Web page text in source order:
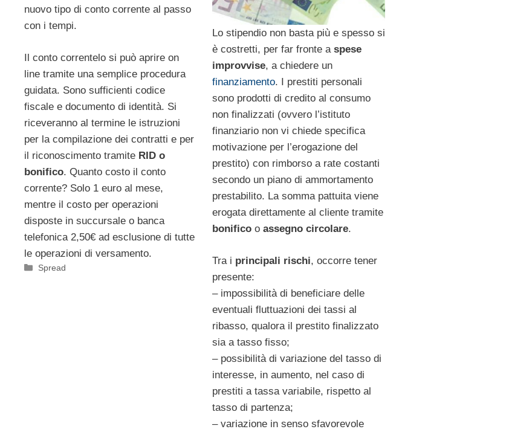
nuovo tipo di conto corrente al passo
con i tempi.
Il conto correntelo si può aprire on
line tramite una semplice procedura
guidata. Sono sufficienti codice
fiscale e documento di identità. Si
riceveranno al termine le istruzioni
per la compilazione dei contratti e per
il riconoscimento tramite RID o
bonifico. Quanto costo il conto
corrente? Solo 1 euro al mese,
mentre il costo per operazioni
disposte in succursale o banca
telefonica 2,50€ ad esclusione di tutte
le operazioni di versamento.
Categorie
Spread
Lo stipendio non basta più e spesso si
è costretti, per far fronte a spese
improvvise, a chiedere un
finanziamento. I prestiti personali
sono prodotti di credito al consumo
non finalizzati (ovvero l’istituto
finanziario non vi chiede specifica
motivazione per l’erogazione del
prestito) con rimborso a rate costanti
secondo un piano di ammortamento
prestabilito. La somma pattuita viene
erogata direttamente al cliente tramite
bonificoo assegno circolare.
Tra i principali rischi, occorre tener
presente:
– impossibilità di beneficiare delle
eventuali fluttuazioni dei tassi al
ribasso, qualora il prestito finalizzato
sia a tasso fisso;
– possibilità di variazione del tasso di
interesse, in aumento, nel caso di
prestiti a tassa variabile, rispetto al
tasso di partenza;
– variazione in senso sfavorevole